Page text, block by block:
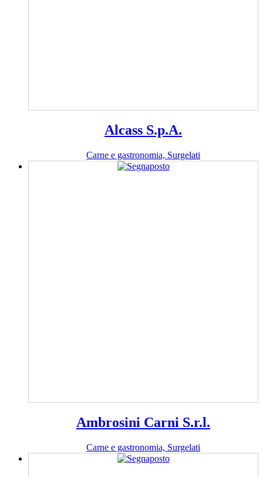
Alcass S.p.A.
Carne e gastronomia, Surgelati
Ambrosini Carni S.r.l.
Carne e gastronomia, Surgelati